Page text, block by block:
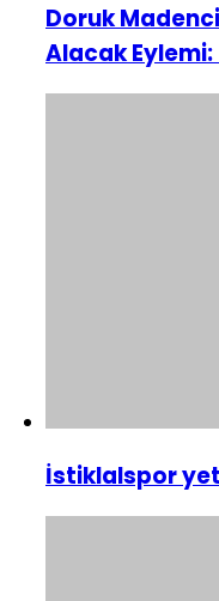
Doruk
Alacak
İstiklalspor